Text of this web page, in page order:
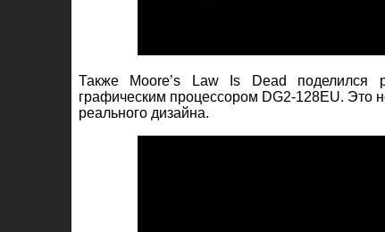
Также Moore’s Law Is Dead поделился
графическим процессором DG2-128EU. Это
реального дизайна.